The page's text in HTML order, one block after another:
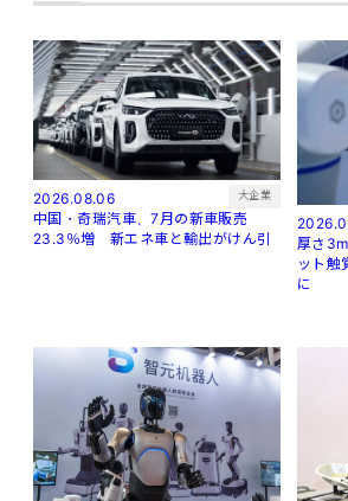
2026.08.06 大企業
中国・奇瑞汽車、7月の新車販売
23.3％増 新エネ車と輸出がけん引
厚さ
ット触
に